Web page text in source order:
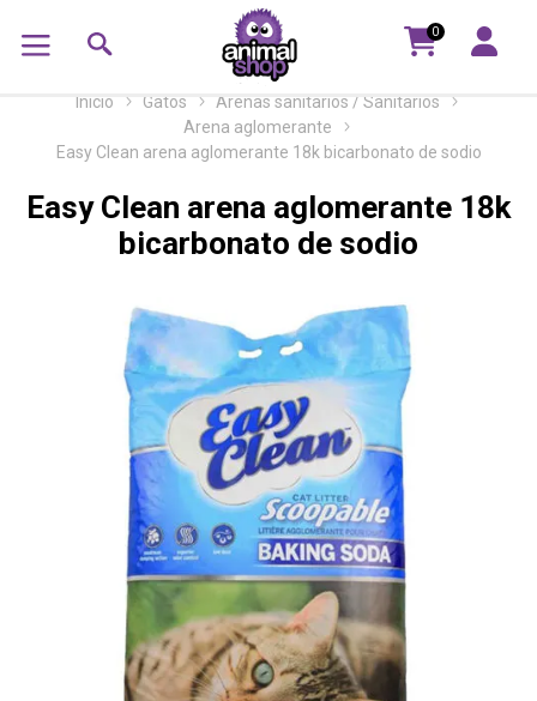
0
Inicio Gatos
Arenas sanitarios / Sanitarios
Arena aglomerante
Easy Clean arena aglomerante 18k bicarbonato de sodio
Easy Clean arena aglomerante 18k
bicarbonato de sodio